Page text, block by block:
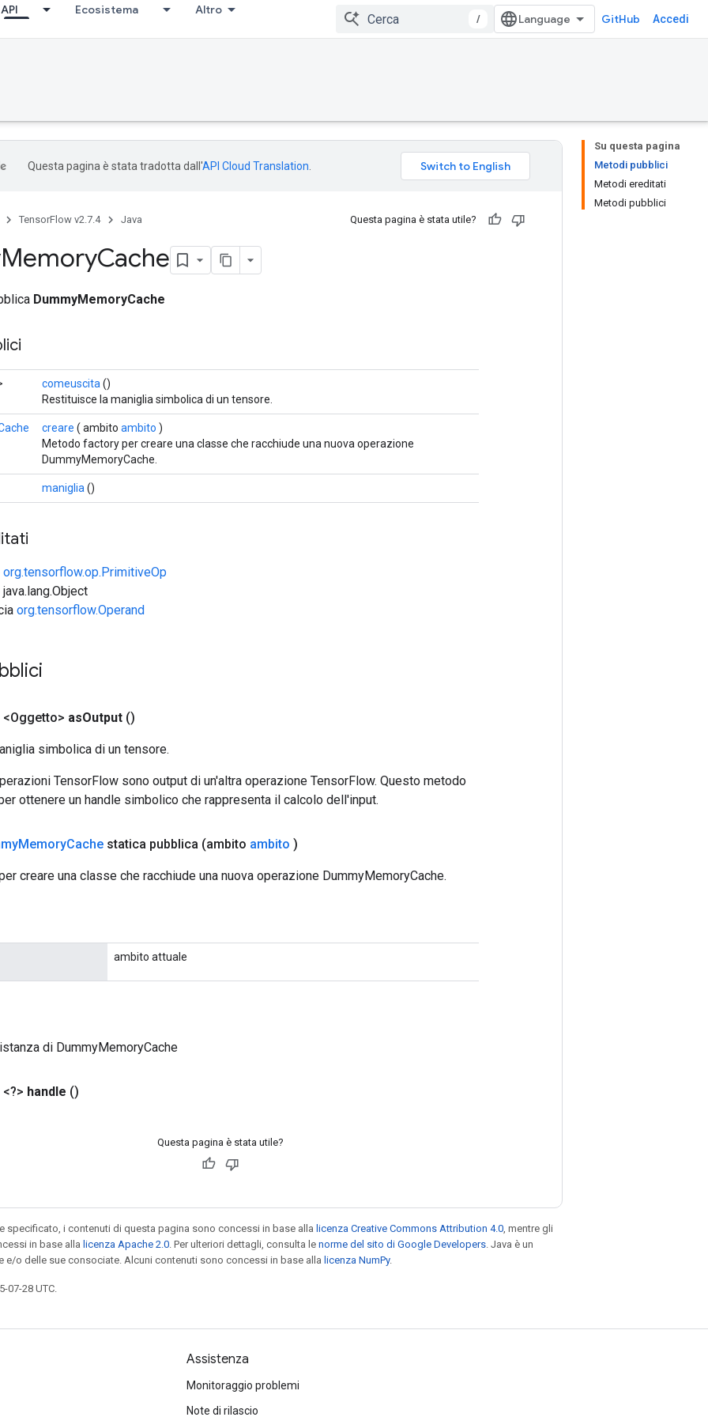
API Ecosistema Altro
/ GitHub Accedi
Su questa pagina
Metodi pubblici
Metodi ereditati
Metodi pubblici
Questa pagina è stata tradotta dall'API Cloud Translation
TensorFlow v2.7.4 Java Questa pagina è stata utile?
MemoryCache
DummyMemoryCache
comeuscita ()
Restituisce la maniglia simbolica di un tensore.
creare ( ambito ambito )
Metodo factory per creare una classe che racchiude una nuova operazione
DummyMemoryCache.
maniglia ()
org.tensorflow.op.PrimitiveOp
org.tensorflow.Operand
asOutput ()
simbolica di un tensore.
TensorFlow sono output di un'altra operazione TensorFlow. Questo metodo
ottenere un handle simbolico che rappresenta il calcolo dell'input.
MemoryCache statica pubblica (ambito ambito )
creare una classe che racchiude una nuova operazione DummyMemoryCache.
ambito attuale
di DummyMemoryCache
handle ()
Questa pagina è stata utile?
specificato, i contenuti di questa pagina sono concessi in base alla licenza Creative Commons Attribution 4.0 , mentre gli
in base alla licenza Apache 2.0 . Per ulteriori dettagli, consulta le norme del sito di Google Developers . Java è un
e/o delle sue consociate. Alcuni contenuti sono concessi in base alla licenza NumPy.
07-28 UTC.
Assistenza
Monitoraggio problemi
Note di rilascio